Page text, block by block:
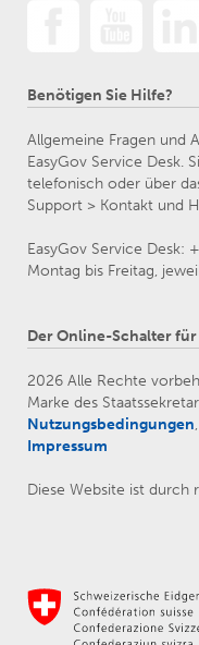
Benötigen Sie Hilfe?
Allgemeine Fragen und
EasyGov Service Desk.
telefonisch oder über
Support > Kontakt und
EasyGov Service Desk:
Montag bis Freitag,
Der Online-Schalter
2026 Alle Rechte
Marke des
Nutzungsbedingungen,
Impressum
Diese Website ist durch